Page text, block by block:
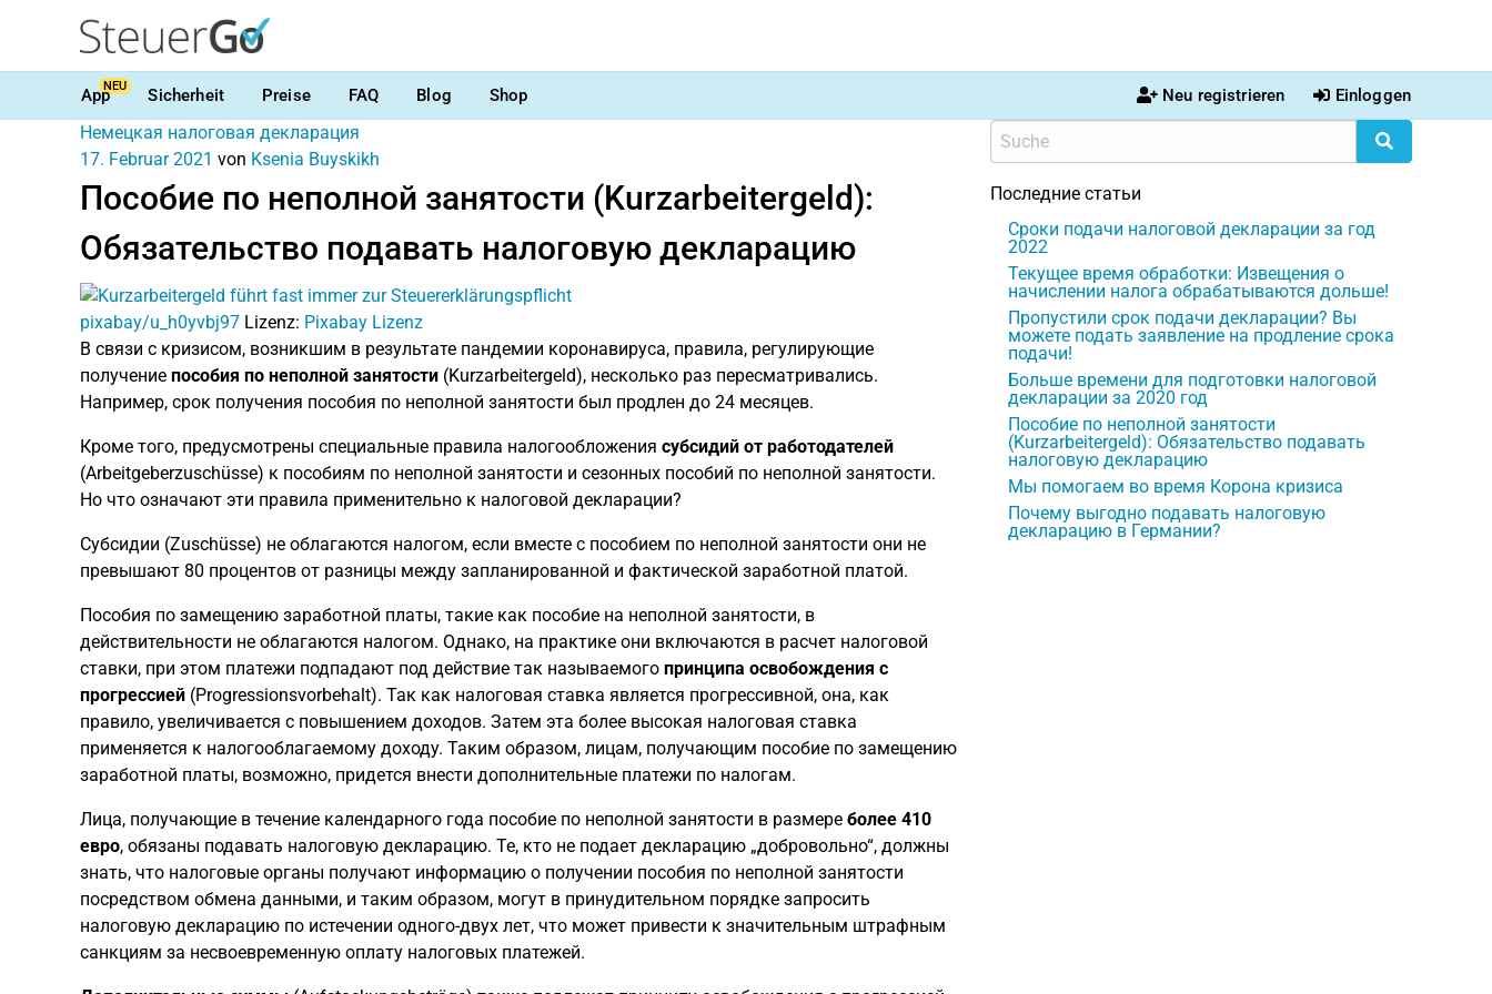
AppNEU Sicherheit Preise FAQ Blog Shop Neu registrieren Einloggen
Немецкая налоговая декларация
17. Februar 2021 von Ksenia Buyskikh
Пособие по неполной занятости (Kurzarbeitergeld):
Обязательство подавать налоговую декларацию
pixabay/u_h0yvbj97 Lizenz: Pixabay Lizenz
В связи с кризисом, возникшим в результате пандемии коронавируса, правила, регулирующие
получение пособия по неполной занятости (Kurzarbeitergeld), несколько раз пересматривались.
Например, срок получения пособия по неполной занятости был продлен до 24 месяцев.
Кроме того, предусмотрены специальные правила налогообложения субсидий от работодателей
(Arbeitgeberzuschüsse) к пособиям по неполной занятости и сезонных пособий по неполной занятости.
Но что означают эти правила применительно к налоговой декларации?
Субсидии (Zuschüsse) не облагаются налогом, если вместе с пособием по неполной занятости они не
превышают 80 процентов от разницы между запланированной и фактической заработной платой.
Пособия по замещению заработной платы, такие как пособие на неполной занятости, в
действительности не облагаются налогом. Однако, на практике они включаются в расчет налоговой
ставки, при этом платежи подпадают под действие так называемого принципа освобождения с
прогрессией (Progressionsvorbehalt). Так как налоговая ставка является прогрессивной, она, как
правило, увеличивается с повышением доходов. Затем эта более высокая налоговая ставка
применяется к налогооблагаемому доходу. Таким образом, лицам, получающим пособие по замещению
заработной платы, возможно, придется внести дополнительные платежи по налогам.
Лица, получающие в течение календарного года пособие по неполной занятости в размере более 410
евро, обязаны подавать налоговую декларацию. Те, кто не подает декларацию „добровольно“, должны
знать, что налоговые органы получают информацию о получении пособия по неполной занятости
посредством обмена данными, и таким образом, могут в принудительном порядке запросить
налоговую декларацию по истечении одного-двух лет, что может привести к значительным штрафным
санкциям за несвоевременную оплату налоговых платежей.
Последние статьи
Сроки подачи налоговой декларации за год
2022
Текущее время обработки: Извещения о
начислении налога обрабатываются дольше!
Пропустили срок подачи декларации? Вы
можете подать заявление на продление срока
подачи!
Больше времени для подготовки налоговой
декларации за 2020 год
Пособие по неполной занятости
(Kurzarbeitergeld): Обязательство подавать
налоговую декларацию
Мы помогаем во время Корона кризиса
Почему выгодно подавать налоговую
декларацию в Германии?